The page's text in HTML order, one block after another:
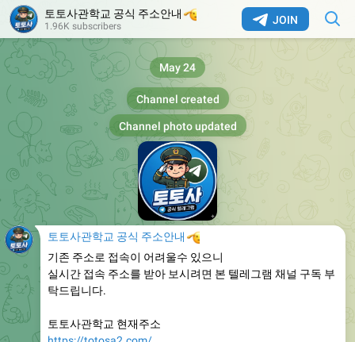
JOIN
토토사관학교 공식 주소안내
🫡
1.96K subscribers
Channel created
May 24
Channel photo updated
토토사관학교 공식 주소안내
🫡
기존 주소로 접속이 어려울수 있으니
실시간 접속 주소를 받아 보시려면 본 텔레그램 채널 구독 부
탁드립니다.
토토사관학교 현재주소